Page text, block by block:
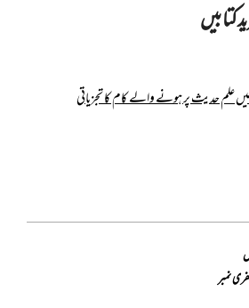
کتابیں
علم حدیث پر ہونے والے کام کا تجزیاتی
نمبر